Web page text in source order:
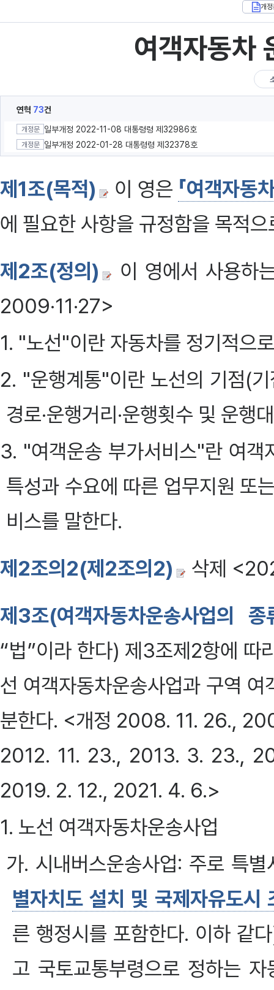
개정
여객자동차
연혁 73건
개정문 일부개정 2022-11-08 대통령령 제32986호
개정문 일부개정 2022-01-28 대통령령 제32378호
제1조(목적) 이 영은 「여객자동
에 필요한 사항을 규정함을 목적으
제2조(정의)
이 영에서 사용하
2009·11·27>
1. "노선"이란 자동차를 정기적으
2. "운행계통"이란 노선의 기점(
경로·운행거리·운행횟수 및 운행
3. "여객운송 부가서비스"란 여객
특성과 수요에 따른 업무지원 또
비스를 말한다.
제2조의2(제2조의2)
삭제
제3조(여객자동차운송사업의 종
“법”이라 한다) 제3조제2항에 따
선 여객자동차운송사업과 구역
분한다. <개정 2008. 11. 26.,
2012. 11. 23., 2013. 3. 23.,
2019. 2. 12., 2021. 4. 6.>
1. 노선 여객자동차운송사업
가. 시내버스운송사업: 주로 특
별자치도 설치 및 국제자유도시
른 행정시를 포함한다. 이하 같
고 국토교통부령으로 정하는